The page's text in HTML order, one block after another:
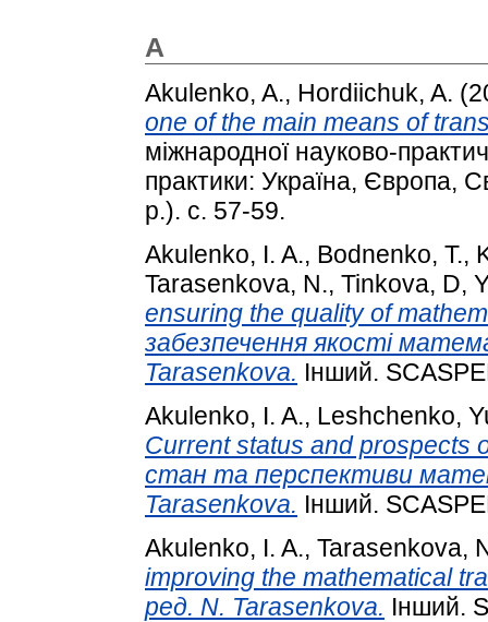
A
Akulenko, A., Hordiichuk, A.
one of the main means of
міжнародної науково-
практики: Україна, Європа,
р.). с. 57-59.
Akulenko, I. A., Bodnenko, T.,
Tarasenkova, N., Tinkova, D,
ensuring the quality of
забезпечення якості
Tarasenkova. Інший.
Akulenko, I. A., Leshchenko,
Current status and prospects
стан та перспективи
Tarasenkova. Інший.
Akulenko, I. A., Tarasenkova,
improving the mathematical
ред. N. Tarasenkova. Інший.